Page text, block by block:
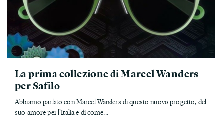
La prima collezione di Marcel Wanders
per Safilo
Abbiamo parlato con Marcel Wanders di questo nuovo progetto, del
suo amore per l’Italia e di come...